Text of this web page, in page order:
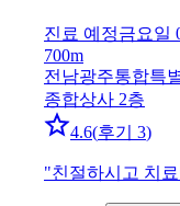
진료 예정금요일
700m
전남광주통합특
종합상사 2층
4.6(후기 3)
"친절하시고 치